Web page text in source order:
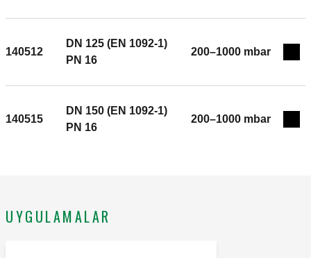
140512
DN 125 (EN 1092-1)
PN 16
200–1000 mbar
140515
DN 150 (EN 1092-1)
PN 16
200–1000 mbar
UYGULAMALAR